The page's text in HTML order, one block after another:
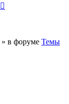
» в форуме Темы